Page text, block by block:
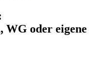
WG oder eigene